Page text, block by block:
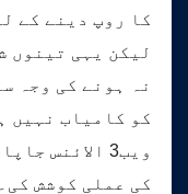
کا روپ دینے کے
لیکن یہی تینوں
نہ ہونے کی وجہ
کو کامیاب نہیں
کی عملی کوشش کی۔